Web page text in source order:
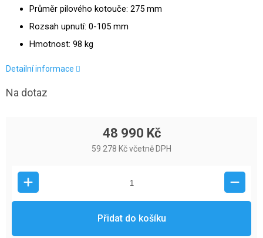
Průměr pilového kotouče: 275 mm
Rozsah upnutí: 0-105 mm
Hmotnost: 98 kg
Detailní informace
Na dotaz
48 990 Kč
59 278 Kč včetně DPH
Přidat do košíku